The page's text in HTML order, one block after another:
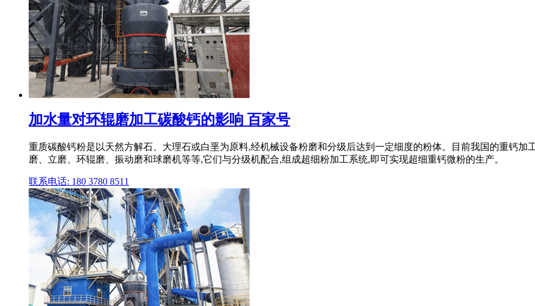
加水量对环辊磨加工碳酸钙的影响 百家号
重质碳酸钙粉是以天然方解石、大理石或白垩为原料,经机械设备粉磨和分级后达到一定细度的粉体。目前我国的重钙
磨、立磨、环辊磨、振动磨和球磨机等等,它们与分级机配合,组成超细粉加工系统,即可实现超细重钙微粉的生产。
联系电话: 180 3780 8511